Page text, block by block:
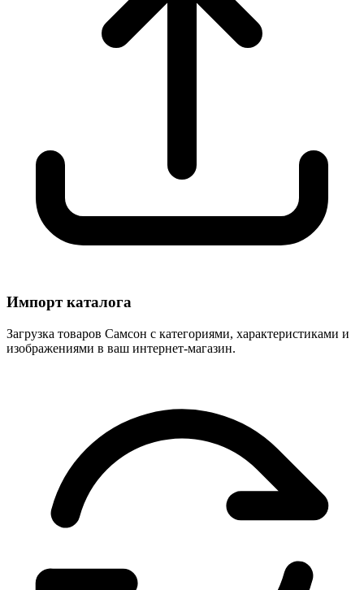
Импорт каталога
Загрузка товаров Самсон с категориями, характеристиками и
изображениями в ваш интернет-магазин.